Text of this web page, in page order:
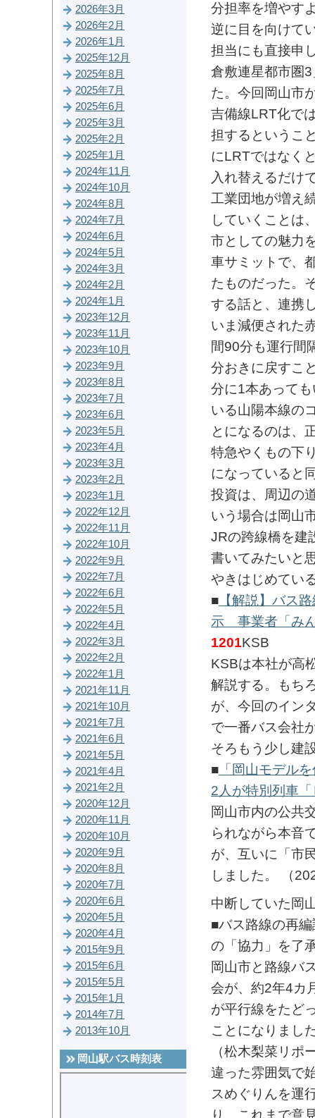
分担率を増やす
逆に目を向けて
担当にも直接申
倉敷連星都市圏
た。今回岡山市
吉備線LRT化で
担するというこ
にLRTではなく
入れ替えるだけ
工業団地が増え
していくことは
市としての魅力
車サミットで、
たものだった。
する話と、連携
いま減便された
間90分も運行間
分おきに戻すこ
分に1本あって
いる山陽本線の
とになるのは、
特急やくもの下
になっていると
投資は、周辺の
いう場合は岡山
JRの跨線橋を建
書いてみたいと
やきはじめてい
■ 【解説】バス
示 事業者「み
1201KSB
KSBは本社が高
解説する。もち
が、今回のイン
で一番バス会社
そろもう少し建
■ 「岡山モデル
2人が特別列車
岡山市内の公共
られながら本音
が、互いに「市
しました。 （
中断していた岡
■バス路線の再
の「協力」を
岡山市と路線バ
会が、約2年4カ
が平行線をたど
ことになりまし
（松木梨菜リポ
違った雰囲気で
スめぐりんを運
り、これまで意
2026年3月
2026年2月
2026年1月
2025年12月
2025年8月
2025年7月
2025年6月
2025年3月
2025年2月
2025年1月
2024年11月
2024年10月
2024年8月
2024年7月
2024年6月
2024年5月
2024年3月
2024年2月
2024年1月
2023年12月
2023年11月
2023年10月
2023年9月
2023年8月
2023年7月
2023年6月
2023年5月
2023年4月
2023年3月
2023年2月
2023年1月
2022年12月
2022年11月
2022年10月
2022年9月
2022年7月
2022年6月
2022年5月
2022年4月
2022年3月
2022年2月
2022年1月
2021年11月
2021年10月
2021年7月
2021年6月
2021年5月
2021年4月
2021年2月
2020年12月
2020年11月
2020年10月
2020年9月
2020年8月
2020年7月
2020年6月
2020年5月
2020年4月
2015年9月
2015年6月
2015年5月
2015年1月
2014年7月
2013年10月
岡山駅バス時刻表